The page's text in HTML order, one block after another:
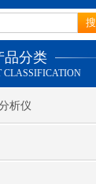
品分类
CLASSIFICATION
析仪